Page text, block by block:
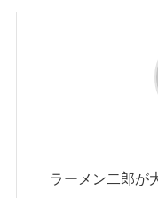
ラーメン二郎が